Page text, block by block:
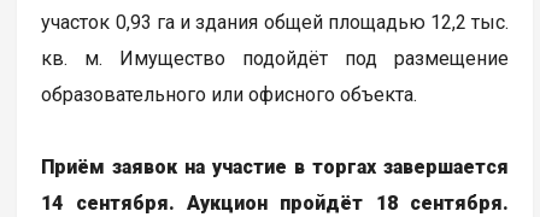
участок 0,93 га и здания общей площадью 12,2 тыс.
кв. м. Имущество подойдёт под размещение
образовательного или офисного объекта.
Приём заявок на участие в торгах завершается
14 сентября. Аукцион пройдёт 18 сентября.